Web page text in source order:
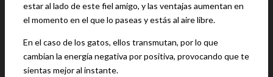
estar al lado de este fiel amigo, y las ventajas aumentan en
el momento en el que lo paseas y estás al aire libre.
En el caso de los gatos, ellos transmutan, por lo que
cambian la energía negativa por positiva, provocando que te
sientas mejor al instante.